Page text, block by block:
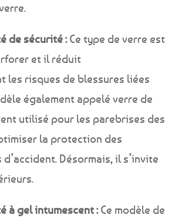
de sécurité :Ce type de verre est
et il réduit
les risques de blessures liées
également appelé verre de
utilisé pour les parebrises des
la protection des
Désormais, il s’invite
à gel intumescent :Ce modèle de